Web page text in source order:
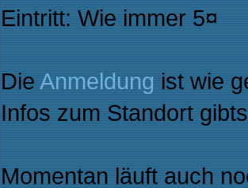
Eintritt: Wie immer 5¤
Die Anmeldung ist wie
Infos zum Standort
Momentan läuft auch